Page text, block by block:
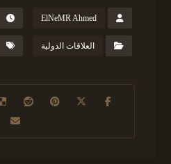
ElNeMR Ahmed
العلاقات الدولية